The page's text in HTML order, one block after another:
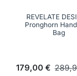
REVELATE
Pronghorn
Bag
179,00 €